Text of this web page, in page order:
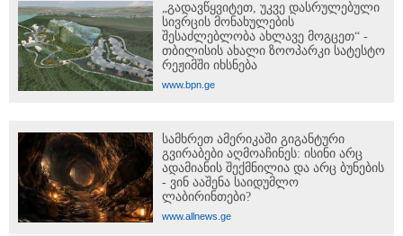
„გადავწყვიტეთ, უკვე დასრულებული
სივრცის მონახულების
შესაძლებლობა ახლავე მოგცეთ“ -
თბილისის ახალი ზოოპარკი სატესტო
რეჟიმში იხსნება
www.bpn.ge
სამხრეთ ამერიკაში გიგანტური
გვირაბები აღმოაჩინეს: ისინი არც
ადამიანის შექმნილია და არც ბუნების
- ვინ ააშენა საიდუმლო
ლაბირინთები?
www.allnews.ge